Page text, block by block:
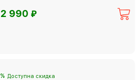
2 990⃏
% Доступна скидка